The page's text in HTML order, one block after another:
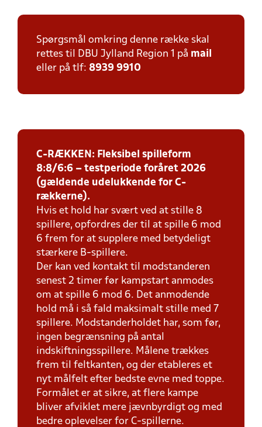
Spørgsmål omkring denne række skal
rettes til DBU Jylland Region 1 på mail
eller på tlf: 8939 9910
C-RÆKKEN: Fleksibel spilleform
8:8/6:6 – testperiode foråret 2026
(gældende udelukkende for C-
rækkerne).
Hvis et hold har svært ved at stille 8
spillere, opfordres der til at spille 6 mod
6 frem for at supplere med betydeligt
stærkere B-spillere.
Der kan ved kontakt til modstanderen
senest 2 timer før kampstart anmodes
om at spille 6 mod 6. Det anmodende
hold må i så fald maksimalt stille med 7
spillere. Modstanderholdet har, som før,
ingen begrænsning på antal
indskiftningsspillere. Målene trækkes
frem til feltkanten, og der etableres et
nyt målfelt efter bedste evne med toppe.
Formålet er at sikre, at flere kampe
bliver afviklet mere jævnbyrdigt og med
bedre oplevelser for C-spillerne.